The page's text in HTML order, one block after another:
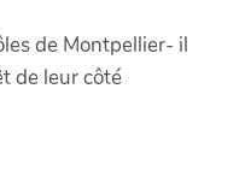
de Montpellier- il
de leur côté